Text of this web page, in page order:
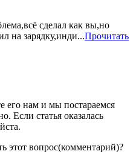
сделал как вы,но
на зарядку,инди...Прочитать
его нам и мы постараемся
Если статья оказалась
этот вопрос(комментарий)?